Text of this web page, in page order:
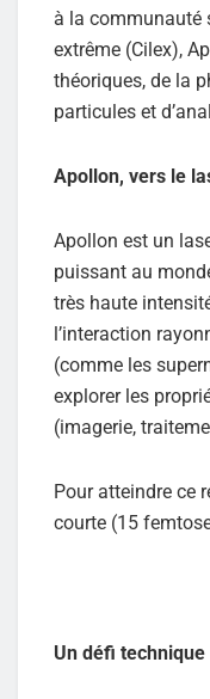
à la communauté
extrême (Cilex),
théoriques, de la
particules et
Apollon, vers le
Apollon est un
puissant au
très haute
l’interaction
(comme les
explorer les
(imagerie,
Pour atteindre ce
courte (15
Un défi technique